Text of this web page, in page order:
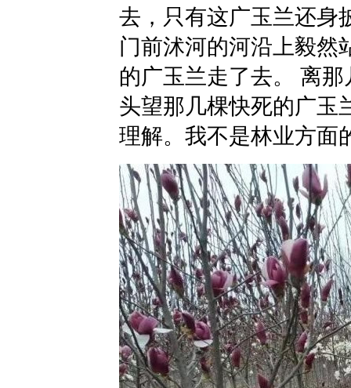
去，只有这广玉兰还身
门前沭河的河沿上毅然
的广玉兰走了去。 离
头望那几棵快死的广玉
理解。我不是林业方面